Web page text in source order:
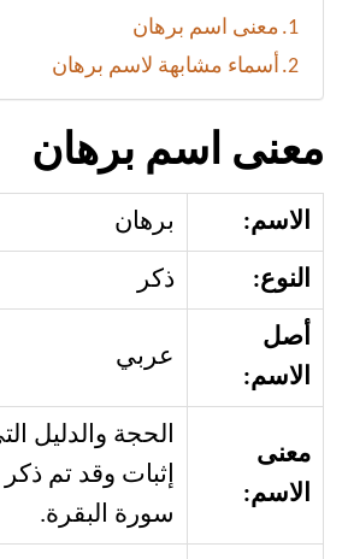
معنى اسم برهان
أسماء مشابهة لاسم برهان
معنى اسم برهان
الاسم: برهان
النوع: ذكر
أصل
الاسم:
عربي
معنى
الاسم:
الحجة والدليل
إثبات وقد تم
سورة البقرة.